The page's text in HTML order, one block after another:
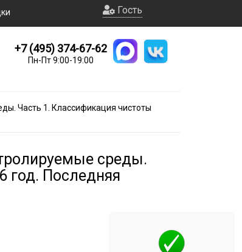
Гость
+7 (495) 374-67-62
Пн-Пт 9:00-19:00
Часть 1. Классификация чистоты
среды.
год. Последняя